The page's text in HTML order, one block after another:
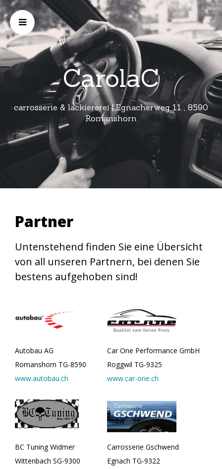
CarolaC
carrosserie & lackiererei | Egnacherweg 11 , 8590
Romanshorn
Partner
Untenstehend finden Sie eine Übersicht
von all unseren Partnern, bei denen Sie
bestens aufgehoben sind!
Autobau AG
Romanshorn TG-8590
www.autobau.ch
Car One Performance GmbH
Roggwil TG-9325
www.car-one.ch
BC Tuning Widmer
Wittenbach SG-9300
Carrosserie Gschwend
Egnach TG-9322